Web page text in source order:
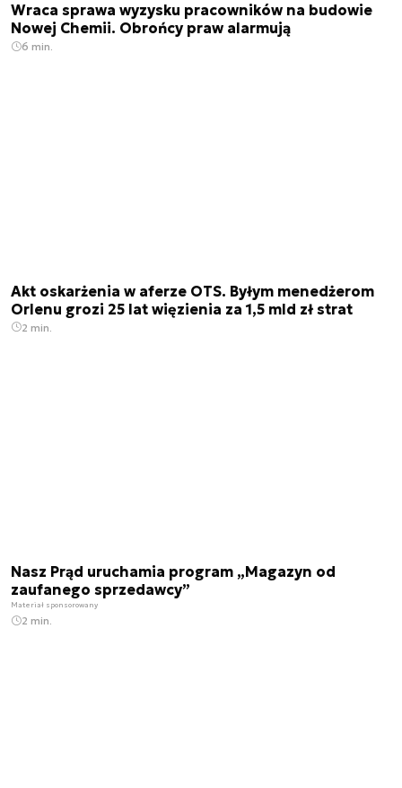
Wraca sprawa wyzysku pracowników na budowie
Nowej Chemii. Obrońcy praw alarmują
6 min.
Akt oskarżenia w aferze OTS. Byłym menedżerom
Orlenu grozi 25 lat więzienia za 1,5 mld zł strat
2 min.
Nasz Prąd uruchamia program „Magazyn od
zaufanego sprzedawcy”
Materiał sponsorowany
2 min.